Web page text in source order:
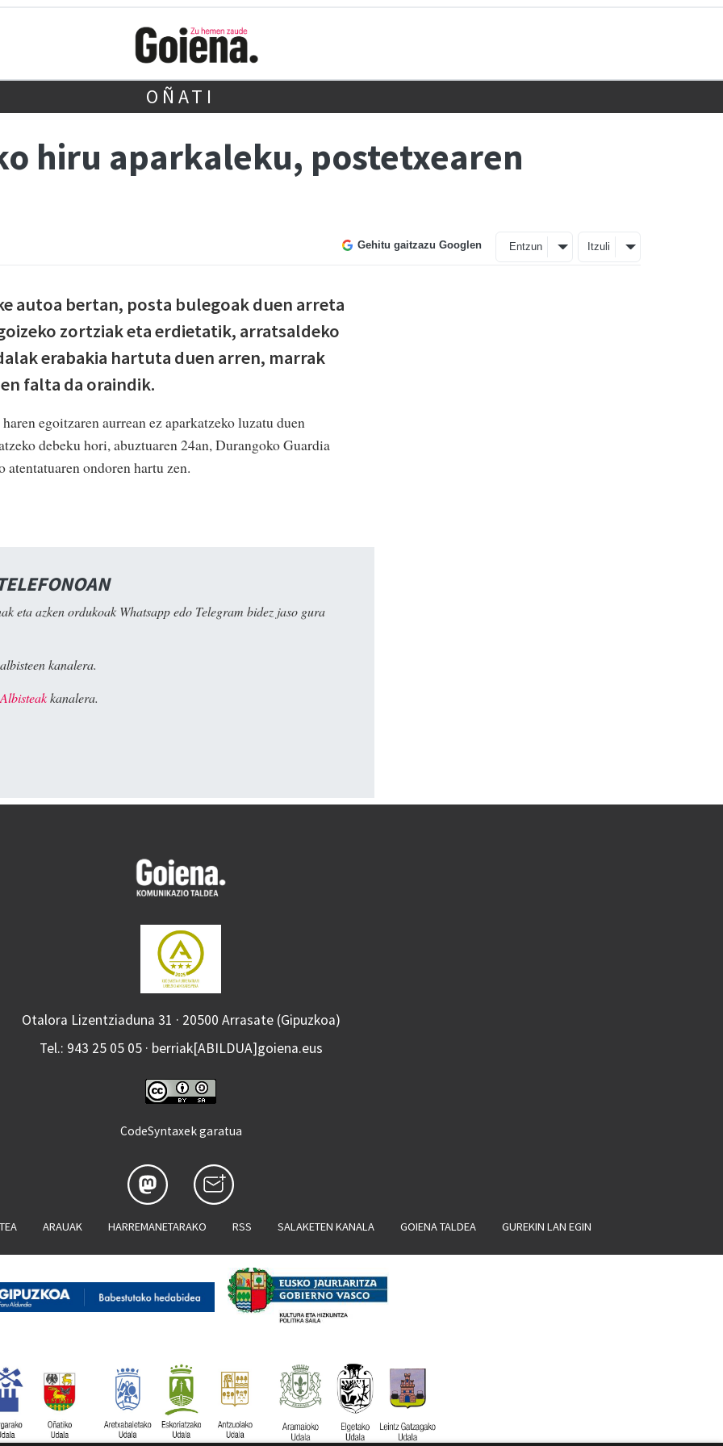
OÑATI
hiru aparkaleku, postetxearen
Gehitu gaitzazu Googlen Entzun Itzuli
autoa bertan, posta bulegoak duen arreta
zortziak eta erdietatik, arratsaldeko
erabakia hartuta duen arren, marrak
falta da oraindik.
egoitzaren aurrean ez aparkatzeko luzatu duen
debeku hori, abuztuaren 24an, Durangoko Guardia
ondoren hartu zen.
eta azken ordukoak Whatsapp edo Telegram bidez jaso gura
albisteen kanalera.
kanalera.
Otalora Lizentziaduna 31 · 20500 Arrasate (Gipuzkoa)
Tel.: 943 25 05 05 · berriak[ABILDUA]goiena.eus
CodeSyntaxek garatua
ARAUAK HARREMANETARAKO RSS SALAKETEN KANALA GOIENA TALDEA GUREKIN LAN EGIN